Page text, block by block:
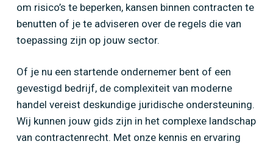
om risico’s te beperken, kansen binnen contracten te
benutten of je te adviseren over de regels die van
toepassing zijn op jouw sector.
Of je nu een startende ondernemer bent of een
gevestigd bedrijf, de complexiteit van moderne
handel vereist deskundige juridische ondersteuning.
Wij kunnen jouw gids zijn in het complexe landschap
van contractenrecht. Met onze kennis en ervaring